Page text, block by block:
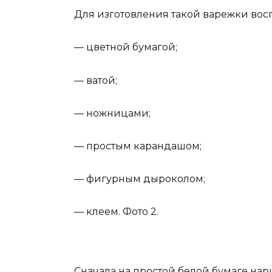
Для изготовления такой варежки
— цветной бумагой;
— ватой;
— ножницами;
— простым карандашом;
— фигурным дыроколом;
— клеем. Фото 2.